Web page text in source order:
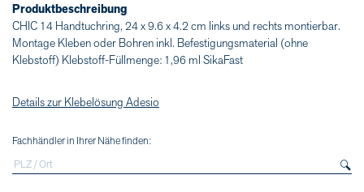
Produktbeschreibung
CHIC 14 Handtuchring, 24 x 9.6 x 4.2 cm links und rechts montierbar.
Montage Kleben oder Bohren inkl. Befestigungsmaterial (ohne
Klebstoff) Klebstoff-Füllmenge: 1,96 ml SikaFast
Details zur Klebelösung Adesio
Fachhändler in Ihrer Nähe finden: